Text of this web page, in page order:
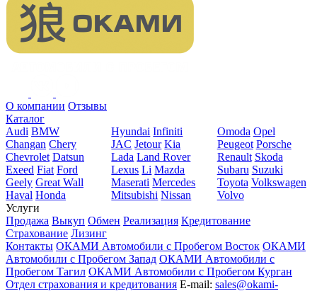
О компании Отзывы
Каталог
Audi BMW
Changan Chery
Chevrolet Datsun
Exeed Fiat Ford
Geely Great Wall
Haval Honda
Hyundai Infiniti
JAC Jetour Kia
Lada Land Rover
Lexus Li Mazda
Maserati Mercedes
Mitsubishi Nissan
Omoda Opel
Peugeot Porsche
Renault Skoda
Subaru Suzuki
Toyota Volkswagen
Volvo
Услуги
Продажа Выкуп Обмен Реализация Кредитование
Страхование Лизинг
Контакты ОКАМИ Автомобили с Пробегом Восток ОКАМИ
Автомобили с Пробегом Запад ОКАМИ Автомобили с
Пробегом Тагил ОКАМИ Автомобили с Пробегом Курган
Отдел страхования и кредитования E-mail: sales@okami-